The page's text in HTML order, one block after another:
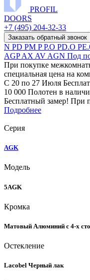
PROFIL
DOORS
+7 (495) 204-32-33
Заказать обратный звонок
N PD PM PP.O PD.O
AGPAX AV AGN Под
При покупке
специальная цена на
С 20 по 27 Июля
10 000 Полотен в
Бесплатный замер! При
Подробнее
Серия
AGK
Модель
5AGK
Кромка
Матовый Алюминий с 4-х
Остекление
Lacobel Черный лак